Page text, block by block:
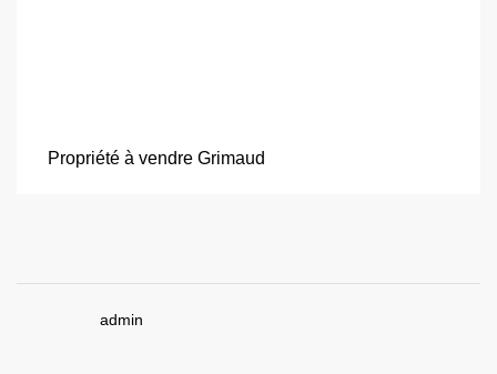
Propriété à vendre Grimaud
admin